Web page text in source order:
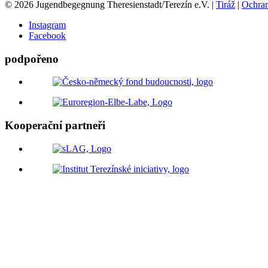
© 2026 Jugendbegegnung Theresienstadt/Terezín e.V. | Tiráž |
Instagram
Facebook
podpořeno
Kooperační partneři